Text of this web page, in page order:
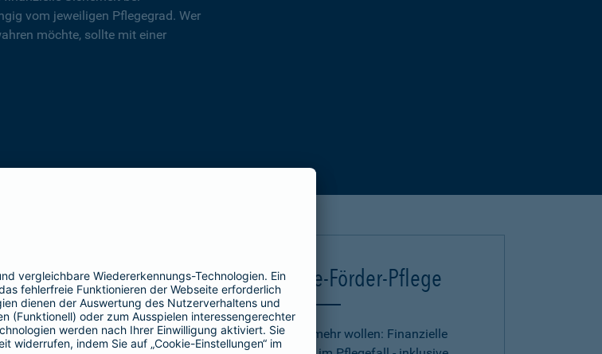
vom jeweiligen Pflegegrad. Wer
möchte, sollte mit einer
Schritt in Richtung Pflegeab­
Deutsche-Förder-Pflege
Für alle, die mehr wollen: Finanzielle